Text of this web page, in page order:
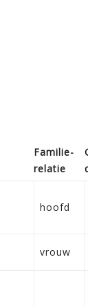
Familie­
relatie
doop
hoofd
vrouw